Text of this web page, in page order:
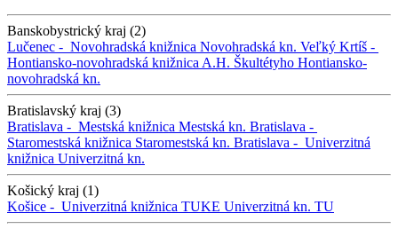
Banskobystrický kraj (2)
Lučenec - Novohradská knižnica Novohradská kn. Veľký Krtíš -
Hontiansko-novohradská knižnica A.H. Škultétyho Hontiansko-
novohradská kn.
Bratislavský kraj (3)
Bratislava - Mestská knižnica Mestská kn. Bratislava -
Staromestská knižnica Staromestská kn. Bratislava - Univerzitná
knižnica Univerzitná kn.
Košický kraj (1)
Košice - Univerzitná knižnica TUKE Univerzitná kn. TU